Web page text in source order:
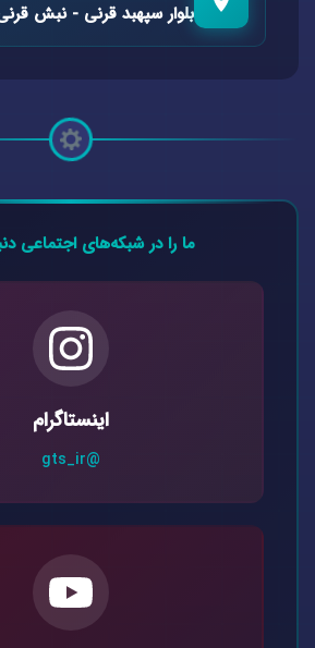
بلوار سپهبد قرنی - نبش قرنی
ما را در شبکه‌های اجتماعی
اینستاگرام
@gts_ir